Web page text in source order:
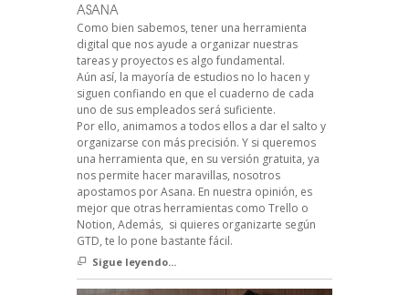
ASANA
Como bien sabemos, tener una herramienta
digital que nos ayude a organizar nuestras
tareas y proyectos es algo fundamental.
Aún así, la mayoría de estudios no lo hacen y
siguen confiando en que el cuaderno de cada
uno de sus empleados será suficiente.
Por ello, animamos a todos ellos a dar el salto y
organizarse con más precisión. Y si queremos
una herramienta que, en su versión gratuita, ya
nos permite hacer maravillas, nosotros
apostamos por Asana. En nuestra opinión, es
mejor que otras herramientas como Trello o
Notion, Además, si quieres organizarte según
GTD, te lo pone bastante fácil.
Sigue leyendo...